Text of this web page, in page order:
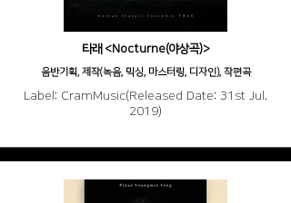
타래 <Nocturne(야상곡)>
음반기획, 제작(녹음, 믹싱, 마스터링, 디자인), 작편곡
Label: CramMusic(Released Date: 31st Jul.
2019)